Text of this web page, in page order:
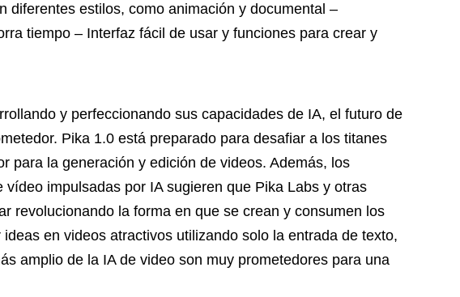
diferentes estilos, como animación y documental –
tiempo – Interfaz fácil de usar y funciones para crear y
y perfeccionando sus capacidades de IA, el futuro de
Pika 1.0 está preparado para desafiar a los titanes
para la generación y edición de videos. Además, los
impulsadas por IA sugieren que Pika Labs y otras
revolucionando la forma en que se crean y consumen los
en videos atractivos utilizando solo la entrada de texto,
amplio de la IA de video son muy prometedores para una